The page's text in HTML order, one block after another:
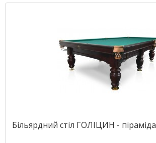
Більярдний стіл ГОЛІЦИН - піраміда